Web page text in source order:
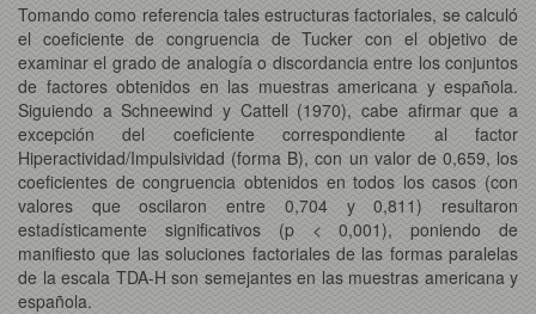
Tomando como referencia tales estructuras factoriales, se calculó
el coeficiente de congruencia de Tucker con el objetivo de
examinar el grado de analogía o discordancia entre los conjuntos
de factores obtenidos en las muestras americana y española.
Siguiendo a Schneewind y Cattell (1970), cabe afirmar que a
excepción del coeficiente correspondiente al factor
Hiperactividad/Impulsividad (forma B), con un valor de 0,659, los
coeficientes de congruencia obtenidos en todos los casos (con
valores que oscilaron entre 0,704 y 0,811) resultaron
estadísticamente significativos (p < 0,001), poniendo de
manifiesto que las soluciones factoriales de las formas paralelas
de la escala TDA-H son semejantes en las muestras americana y
española.